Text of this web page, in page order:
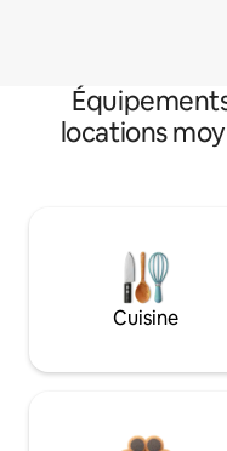
locations
Cuisine